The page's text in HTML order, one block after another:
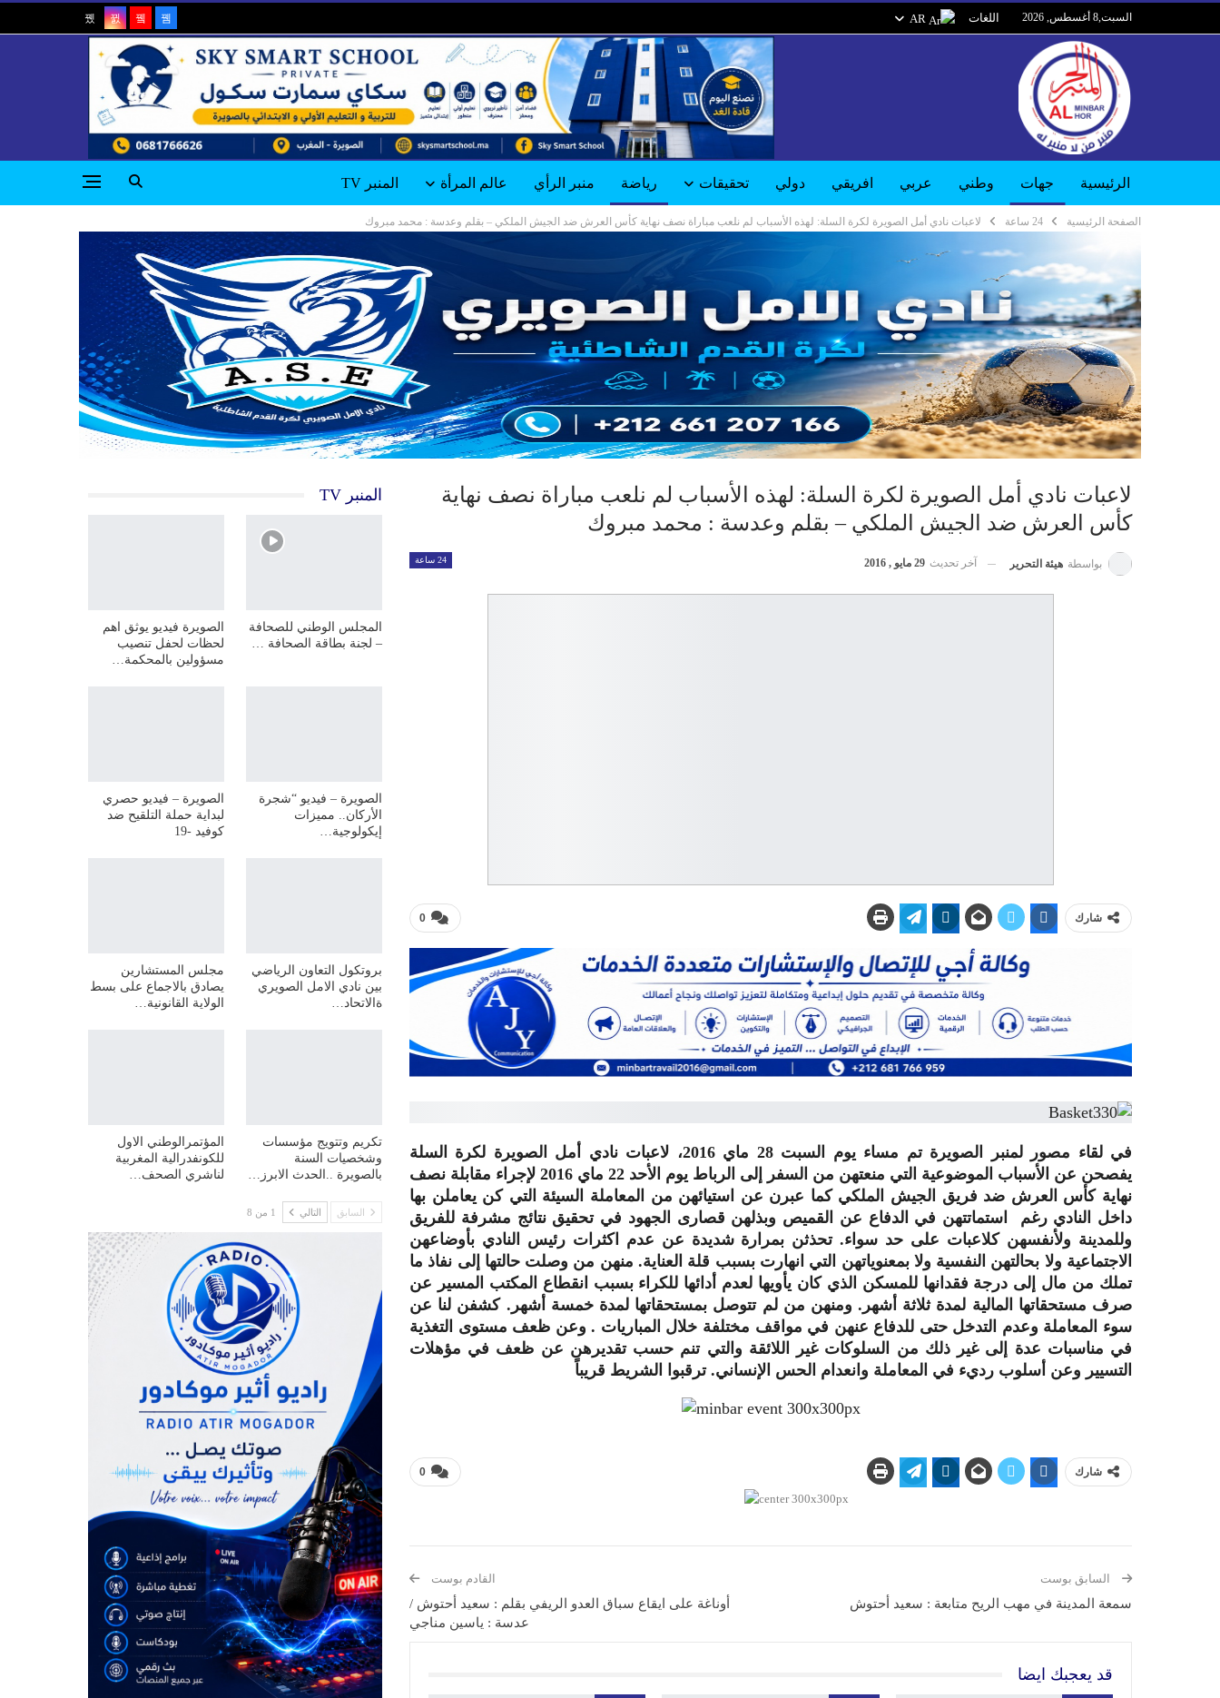
السبت,8 أغسطس, 2026 اللغات AR
الرئيسية جهات وطني عربي افريقي دولي تحقيقات رياضة منبر الرأي عالم المرأة المنبر TV
الصفحة الرئيسية 24 ساعة لاعبات نادي أمل الصويرة لكرة السلة: لهذه الأسباب لم نلعب مباراة نصف نهاية كأس العرش ضد الجيش الملكي – بقلم وعدسة : محمد مبروك
لاعبات نادي أمل الصويرة لكرة السلة: لهذه الأسباب لم نلعب مباراة نصف نهاية
كأس العرش ضد الجيش الملكي – بقلم وعدسة : محمد مبروك
24 ساعة بواسطة هيئة التحرير آخر تحديث 29 مايو , 2016
0 شارك
في لقاء مصور لمنبر الصويرة تم مساء يوم السبت 28 ماي 2016، لاعبات نادي أمل الصويرة لكرة السلة
يفصحن عن الأسباب الموضوعية التي منعتهن من السفر إلى الرباط يوم الأحد 22 ماي 2016 لإجراء مقابلة نصف
نهاية كأس العرش ضد فريق الجيش الملكي كما عبرن عن استيائهن من المعاملة السيئة التي كن يعاملن بها
داخل النادي رغم استماتتهن في الدفاع عن القميص وبذلهن قصارى الجهود في تحقيق نتائج مشرفة للفريق
وللمدينة ولأنفسهن كلاعبات على حد سواء. تحذثن بمرارة شديدة عن عدم اكثرات رئيس النادي بأوضاعهن
الاجتماعية ولا بحالتهن النفسية ولا بمعنوياتهن التي انهارت بسبب قلة العناية. منهن من وصلت حالتها إلى نفاذ ما
تملك من مال إلى درجة فقدانها للمسكن الذي كان يأويها لعدم أدائها للكراء بسبب انقطاع المكتب المسير عن
صرف مستحقاتها المالية لمدة ثلاثة أشهر. ومنهن من لم تتوصل بمستحقاتها لمدة خمسة أشهر. كشفن لنا عن
سوء المعاملة وعدم التدخل حتى للدفاع عنهن في مواقف مختلفة خلال المباريات . وعن ظعف مستوى التغذية
في مناسبات عدة إلى غير ذلك من السلوكات غير اللائقة والتي تنم حسب تقديرهن عن ظعف في مؤهلات
التسيير وعن أسلوب رديء في المعاملة وانعدام الحس الإنساني. ترقبوا الشريط قريباً
0 شارك
السابق بوست
سمعة المدينة في مهب الريح متابعة : سعيد أحتوش
القادم بوست
أوناغة على ايقاع سباق العدو الريفي بقلم : سعيد أحتوش /
عدسة : ياسين مناجي
قد يعجبك ايضا
المنبر TV
المجلس الوطني للصحافة
– لجنة بطاقة الصحافة …
الصويرة فيديو يوثق اهم
لحظات لحفل تنصيب
مسؤولين بالمحكمة…
الصويرة – فيديو “شجرة
الأركان.. مميزات
إيكولوجية…
الصويرة – فيديو حصري
لبداية حملة التلقيح ضد
كوفيد -19
بروتكول التعاون الرياضي
بين نادي الامل الصويري
ةالاتحاد…
مجلس المستشارين
يصادق بالاجماع على بسط
الولاية القانونية…
تكريم وتتويج مؤسسات
وشخصيات السنة
بالصويرة ..الحدث الابرز…
المؤتمرالوطني الاول
للكونفدرالية المغربية
لناشري الصحف…
السابق التالي 1 من 8